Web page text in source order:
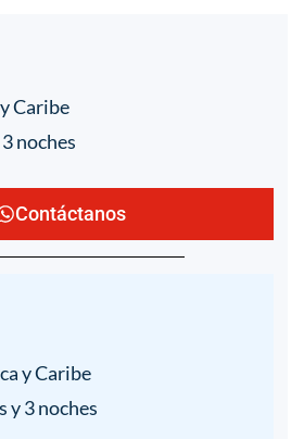
Caribe
noches
Contáctanos
y Caribe
y 3 noches